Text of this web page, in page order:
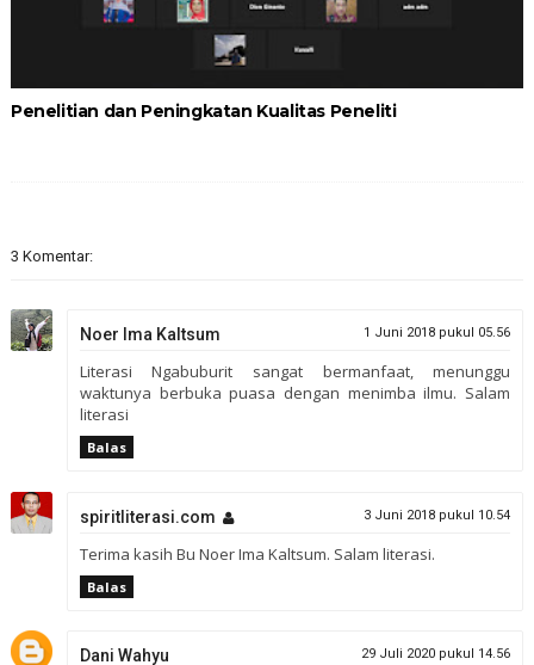
Penelitian dan Peningkatan Kualitas Peneliti
3 Komentar:
Noer Ima Kaltsum 1 Juni 2018 pukul 05.56
Literasi Ngabuburit sangat bermanfaat, menunggu
waktunya berbuka puasa dengan menimba ilmu. Salam
literasi
Balas
spiritliterasi.com 3 Juni 2018 pukul 10.54
Terima kasih Bu Noer Ima Kaltsum. Salam literasi.
Balas
Dani Wahyu 29 Juli 2020 pukul 14.56